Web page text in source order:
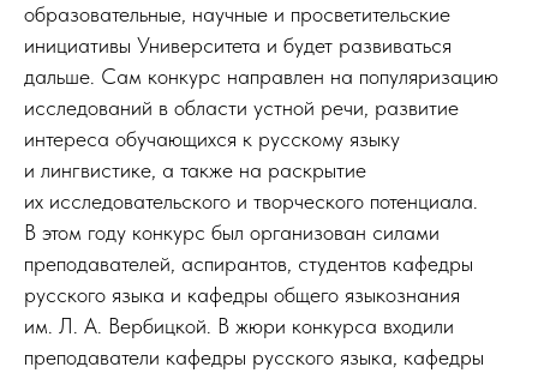
образовательные, научные и просветительские
инициативы Университета и будет развиваться
дальше. Сам конкурс направлен на популяризацию
исследований в области устной речи, развитие
интереса обучающихся к русскому языку
и лингвистике, а также на раскрытие
их исследовательского и творческого потенциала.
В этом году конкурс был организован силами
преподавателей, аспирантов, студентов кафедры
русского языка и кафедры общего языкознания
им. Л. А. Вербицкой. В жюри конкурса входили
преподаватели кафедры русского языка, кафедры